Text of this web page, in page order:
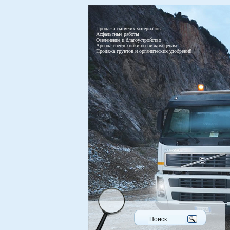
Продажа сыпучих материалов
Асфальтные работы
Озеленение и благоустройство
Аренда спецтехники по низким ценам
Продажа грунтов и органических удобрений